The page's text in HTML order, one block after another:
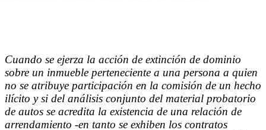
Cuando se ejerza la acción de extinción de dominio
sobre un inmueble perteneciente a una persona a quien
no se atribuye participación en la comisión de un hecho
ilícito y si del análisis conjunto del material probatorio
de autos se acredita la existencia de una relación de
arrendamiento -en tanto se exhiben los contratos